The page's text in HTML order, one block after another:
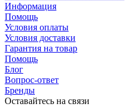
Информация
Помощь
Условия оплаты
Условия доставки
Гарантия на товар
Помощь
Блог
Вопрос-ответ
Бренды
Оставайтесь на связи